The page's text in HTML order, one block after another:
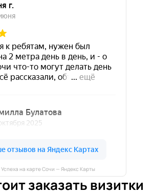
на карте Сочи — Яндекс Карты
заказать визитки